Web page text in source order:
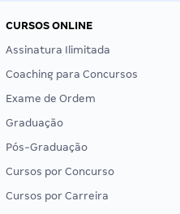
CURSOS ONLINE
Assinatura Ilimitada
Coaching para Concursos
Exame de Ordem
Graduação
Pós-Graduação
Cursos por Concurso
Cursos por Carreira